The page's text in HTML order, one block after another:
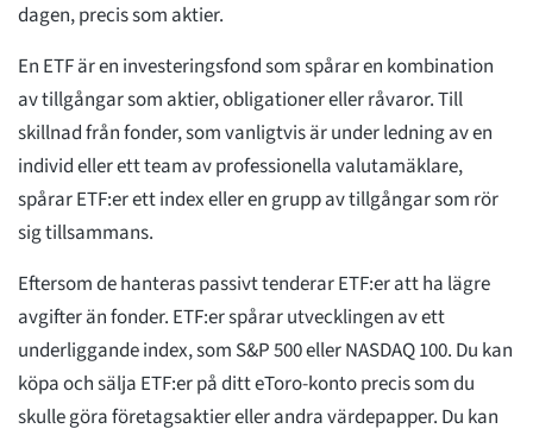
dagen, precis som aktier.
En ETF är en investeringsfond som spårar en kombination
av tillgångar som aktier, obligationer eller råvaror. Till
skillnad från fonder, som vanligtvis är under ledning av en
individ eller ett team av professionella valutamäklare,
spårar ETF:er ett index eller en grupp av tillgångar som rör
sig tillsammans.
Eftersom de hanteras passivt tenderar ETF:er att ha lägre
avgifter än fonder. ETF:er spårar utvecklingen av ett
underliggande index, som S&P 500 eller NASDAQ 100. Du kan
köpa och sälja ETF:er på ditt eToro-konto precis som du
skulle göra företagsaktier eller andra värdepapper. Du kan